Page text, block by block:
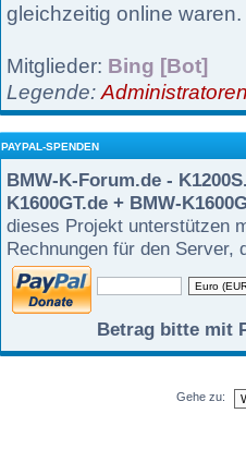
gleichzeitig online waren.
Mitglieder: Bing [Bot]
Legende:
PAYPAL-SPENDEN
BMW-K-Forum.de -
K1600GT.de + BMW-
dieses Projekt unterstützen
Rechnungen für den Server,
Betrag bitte mit
Gehe zu: